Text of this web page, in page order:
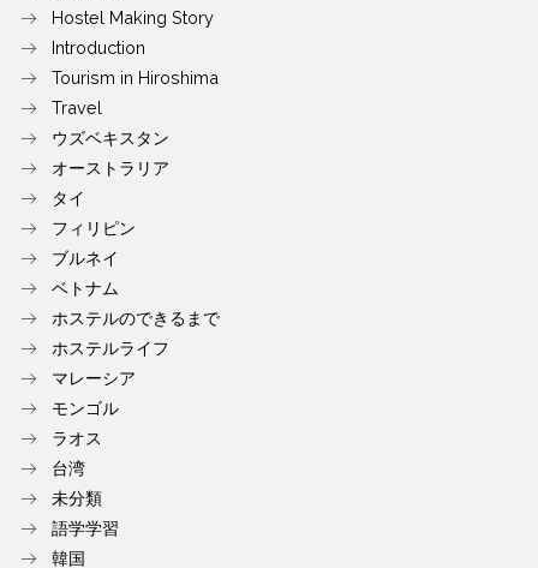
Hostel Making Story
Introduction
Tourism in Hiroshima
Travel
ウズベキスタン
オーストラリア
タイ
フィリピン
ブルネイ
ベトナム
ホステルのできるまで
ホステルライフ
マレーシア
モンゴル
ラオス
台湾
未分類
語学学習
韓国